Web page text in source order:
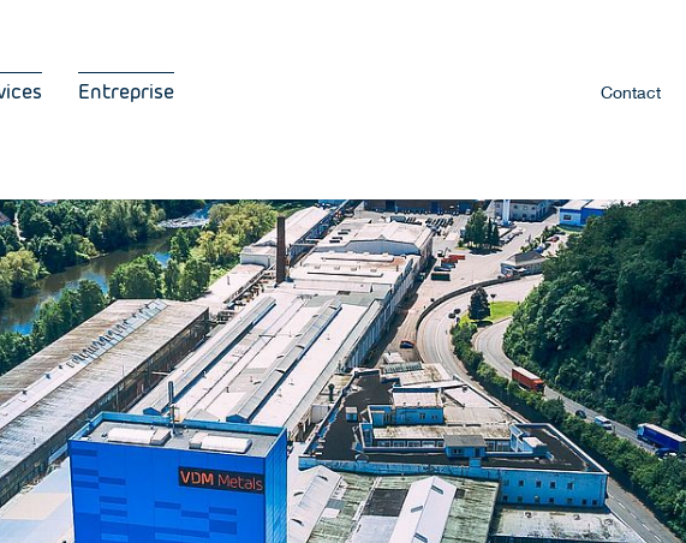
Entreprise Contact